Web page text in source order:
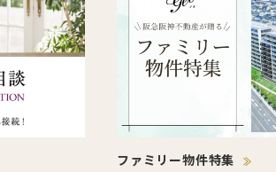
ファミリー物件特集